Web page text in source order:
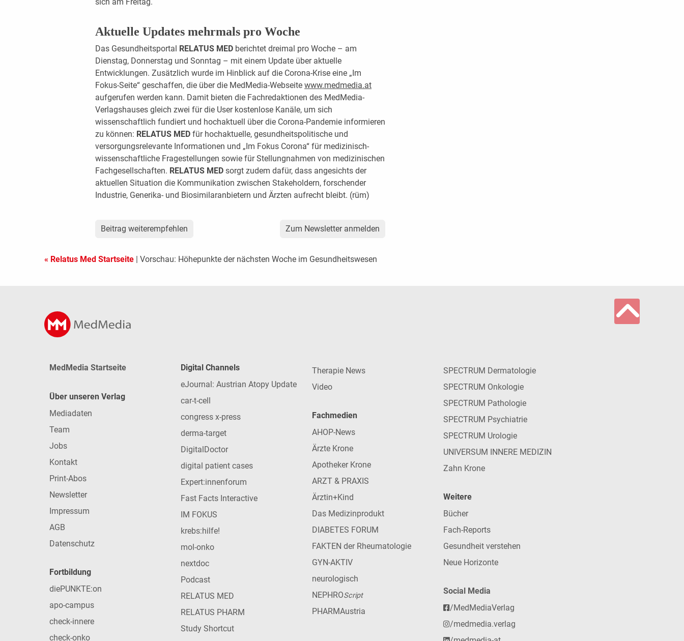
Aktuelle Updates mehrmals pro Woche
Das Gesundheitsportal RELATUS MEDberichtet dreimal pro Woche – am
Dienstag, Donnerstag und Sonntag – mit einem Update über aktuelle
Entwicklungen. Zusätzlich wurde im Hinblick auf die Corona-Krise eine „Im
Fokus-Seite“ geschaffen, die über die MedMedia-Webseite www.medmedia.at
aufgerufen werden kann. Damit bieten die Fachredaktionen des MedMedia-
Verlagshauses gleich zwei für die User kostenlose Kanäle, um sich
wissenschaftlich fundiert und hochaktuell über die Corona-Pandemie informieren
zu können: RELATUS MEDfür hochaktuelle, gesundheitspolitische und
versorgungsrelevante Informationen und „Im Fokus Corona“ für medizinisch-
wissenschaftliche Fragestellungen sowie für Stellungnahmen von medizinischen
Fachgesellschaften. RELATUS MEDsorgt zudem dafür, dass angesichts der
aktuellen Situation die Kommunikation zwischen Stakeholdern, forschender
Industrie, Generika- und Biosimilaranbietern und Ärzten aufrecht bleibt. (rüm)
Beitrag weiterempfehlen Zum Newsletter anmelden
« Relatus Med Startseite | Vorschau: Höhepunkte der nächsten Woche im Gesundheitswesen
MedMedia Startseite
Über unseren Verlag
Mediadaten
Team
Jobs
Kontakt
Print-Abos
Newsletter
Impressum
AGB
Datenschutz
Fortbildung
diePUNKTE:on
apo-campus
check-innere
check-onko
Digital Channels
eJournal: Austrian Atopy Update
car-t-cell
congress x-press
derma-target
DigitalDoctor
digital patient cases
Expert:innenforum
Fast Facts Interactive
IM FOKUS
krebs:hilfe!
mol-onko
nextdoc
Podcast
RELATUS MED
RELATUS PHARM
Study Shortcut
Therapie News
Video
Fachmedien
AHOP-News
Ärzte Krone
Apotheker Krone
ARZT & PRAXIS
Ärztin+Kind
Das Medizinprodukt
DIABETES FORUM
FAKTEN der Rheumatologie
GYN-AKTIV
neurologisch
NEPHROScript
PHARMAustria
SPECTRUM Dermatologie
SPECTRUM Onkologie
SPECTRUM Pathologie
SPECTRUM Psychiatrie
SPECTRUM Urologie
UNIVERSUM INNERE MEDIZIN
Zahn Krone
Weitere
Bücher
Fach-Reports
Gesundheit verstehen
Neue Horizonte
Social Media
/MedMediaVerlag
/medmedia.verlag